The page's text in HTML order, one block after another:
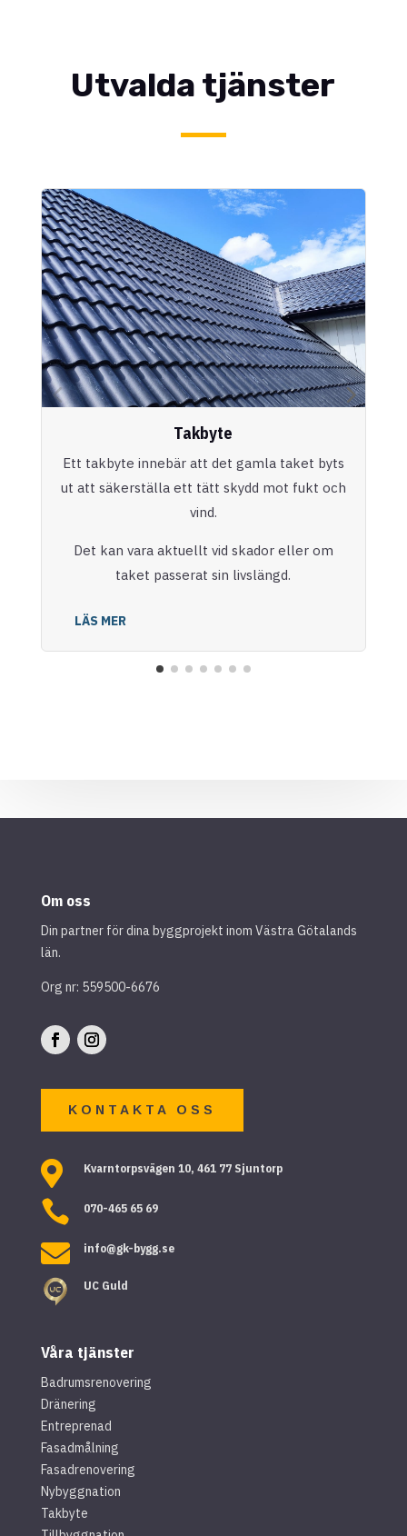
Utvalda tjänster
Takbyte
Ett takbyte innebär att det gamla taket byts
ut att säkerställa ett tätt skydd mot fukt och
vind.
Det kan vara aktuellt vid skador eller om
taket passerat sin livslängd.
LÄS MER
Om oss
Din partner för dina byggprojekt inom Västra Götalands
län.
Org nr: 559500-6676
KONTAKTA OSS
 Kvarntorpsvägen 10, 461 77 Sjuntorp
 070-465 65 69
 info@gk-bygg.se
UC Guld
Våra tjänster
Badrumsrenovering
Dränering
Entreprenad
Fasadmålning
Fasadrenovering
Nybyggnation
Takbyte